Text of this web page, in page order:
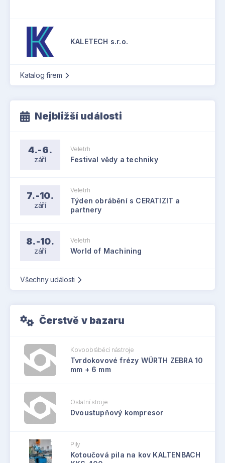
KALETECH s.r.o.
Katalog firem
Nejbližší události
4.-6.
září
Veletrh
Festival vědy a techniky
7.-10.
září
Veletrh
Týden obrábění s CERATIZIT a
partnery
8.-10.
září
Veletrh
World of Machining
Všechny události
Čerstvě v bazaru
Kovoobráběcí nástroje
Tvrdokovové frézy WÜRTH ZEBRA 10
mm + 6 mm
Ostatní stroje
Dvoustupňový kompresor
Pily
Kotoučová pila na kov KALTENBACH